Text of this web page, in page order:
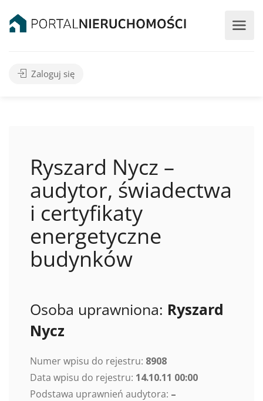
Zaloguj się
Ryszard Nycz –
audytor, świadectwa
i certyfikaty
energetyczne
budynków
Osoba uprawniona: Ryszard
Nycz
Numer wpisu do rejestru: 8908
Data wpisu do rejestru: 14.10.11 00:00
Podstawa uprawnień audytora: –